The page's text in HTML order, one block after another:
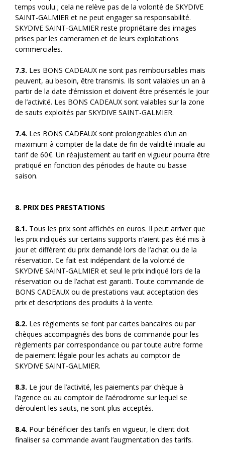
temps voulu ; cela ne relève pas de la volonté de SKYDIVE
SAINT-GALMIER et ne peut engager sa responsabilité.
SKYDIVE SAINT-GALMIER reste propriétaire des images
prises par les cameramen et de leurs exploitations
commerciales.
7.3. Les BONS CADEAUX ne sont pas remboursables mais
peuvent, au besoin, être transmis. Ils sont valables un an à
partir de la date d’émission et doivent être présentés le jour
de l’activité. Les BONS CADEAUX sont valables sur la zone
de sauts exploités par SKYDIVE SAINT-GALMIER.
7.4. Les BONS CADEAUX sont prolongeables d’un an
maximum à compter de la date de fin de validité initiale au
tarif de 60€. Un réajustement au tarif en vigueur pourra être
pratiqué en fonction des périodes de haute ou basse
saison.
8. PRIX DES PRESTATIONS
8.1. Tous les prix sont affichés en euros. Il peut arriver que
les prix indiqués sur certains supports n’aient pas été mis à
jour et diffèrent du prix demandé lors de l’achat ou de la
réservation. Ce fait est indépendant de la volonté de
SKYDIVE SAINT-GALMIER et seul le prix indiqué lors de la
réservation ou de l’achat est garanti. Toute commande de
BONS CADEAUX ou de prestations vaut acceptation des
prix et descriptions des produits à la vente.
8.2. Les règlements se font par cartes bancaires ou par
chèques accompagnés des bons de commande pour les
règlements par correspondance ou par toute autre forme
de paiement légale pour les achats au comptoir de
SKYDIVE SAINT-GALMIER.
8.3. Le jour de l’activité, les paiements par chèque à
l’agence ou au comptoir de l’aérodrome sur lequel se
déroulent les sauts, ne sont plus acceptés.
8.4. Pour bénéficier des tarifs en vigueur, le client doit
finaliser sa commande avant l’augmentation des tarifs.